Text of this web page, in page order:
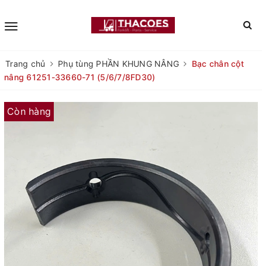
Trang chủ Phụ tùng PHẦN KHUNG NÂNG
Bạc chân cột
nâng 61251-33660-71 (5/6/7/8FD30)
Còn hàng